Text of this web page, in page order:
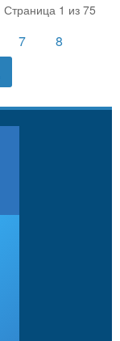
Страница 1 из 75
7
8